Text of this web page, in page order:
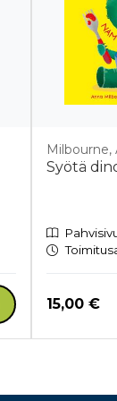
Milbourne,
Syötä
Hinta nyt
15,00 €